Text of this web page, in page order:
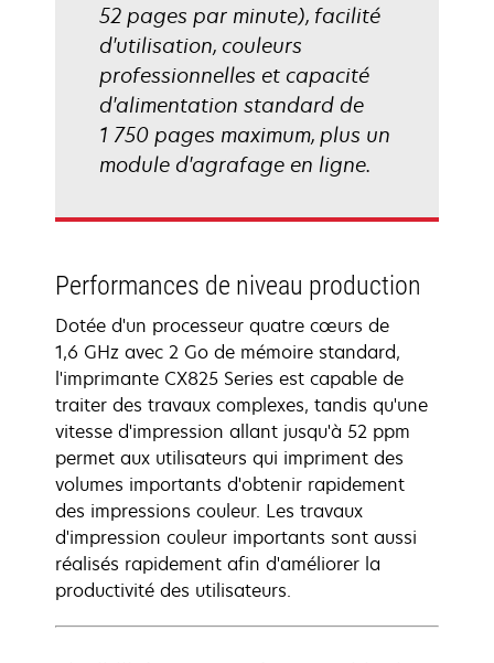
52 pages par minute), facilité
d'utilisation, couleurs
professionnelles et capacité
d'alimentation standard de
1 750 pages maximum, plus un
module d'agrafage en ligne.
Performances de niveau production
Dotée d'un processeur quatre cœurs de
1,6 GHz avec 2 Go de mémoire standard,
l'imprimante CX825 Series est capable de
traiter des travaux complexes, tandis qu'une
vitesse d'impression allant jusqu'à 52 ppm
permet aux utilisateurs qui impriment des
volumes importants d'obtenir rapidement
des impressions couleur. Les travaux
d'impression couleur importants sont aussi
réalisés rapidement afin d'améliorer la
productivité des utilisateurs.